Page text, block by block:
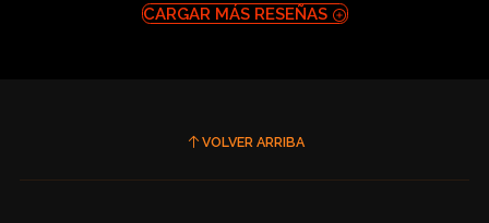
CARGAR MÁS RESEÑAS
VOLVER ARRIBA